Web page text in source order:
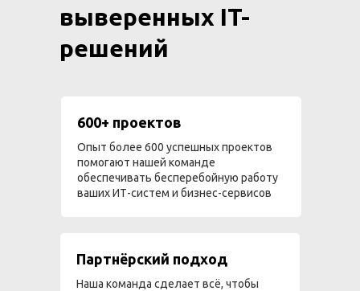
выверенных IT-
решений
600+ проектов
Опыт более 600 успешных проектов
помогают нашей команде
обеспечивать бесперебойную работу
ваших ИТ-систем и бизнес-сервисов
Партнёрский подход
Наша команда сделает всё, чтобы